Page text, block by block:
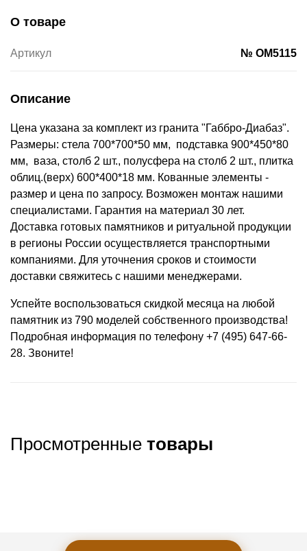
О товаре
Артикул № OM5115
Описание
Цена указана за комплект из гранита "Габбро-Диабаз".
Размеры: стела 700*700*50 мм, подставка 900*450*80
мм, ваза, столб 2 шт., полусфера на столб 2 шт., плитка
облиц.(верх) 600*400*18 мм. Кованные элементы -
размер и цена по запросу. Возможен монтаж нашими
специалистами. Гарантия на материал 30 лет.
Доставка готовых памятников и ритуальной продукции
в регионы России осуществляется транспортными
компаниями. Для уточнения сроков и стоимости
доставки свяжитесь с нашими менеджерами.
Успейте воспользоваться скидкой месяца на любой
памятник из 790 моделей собственного производства!
Подробная информация по телефону +7 (495) 647-66-
28. Звоните!
Просмотренные товары